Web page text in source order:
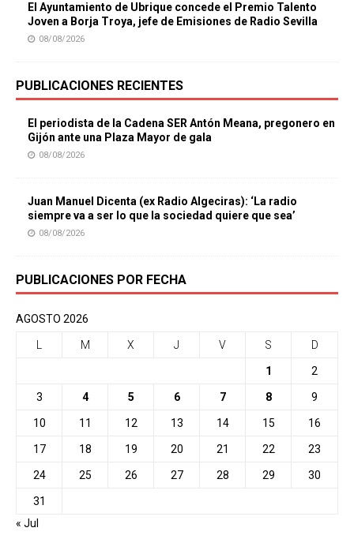
El Ayuntamiento de Ubrique concede el Premio Talento
Joven a Borja Troya, jefe de Emisiones de Radio Sevilla
08/08/2026
PUBLICACIONES RECIENTES
El periodista de la Cadena SER Antón Meana, pregonero en
Gijón ante una Plaza Mayor de gala
08/08/2026
Juan Manuel Dicenta (ex Radio Algeciras): ‘La radio
siempre va a ser lo que la sociedad quiere que sea’
08/08/2026
PUBLICACIONES POR FECHA
AGOSTO 2026
M X J V S D
1 2
3 4 5 6 7 8 9
10 11 12 13 14 15 16
17 18 19 20 21 22 23
24 25 26 27 28 29 30
31
« Jul